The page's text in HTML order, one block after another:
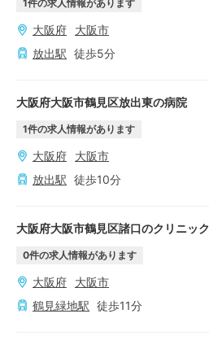
1件の求人情報があります
大阪府
大阪市
放出駅 徒歩5分
大阪府大阪市鶴見区放出東の病院
1件の求人情報があります
大阪府
大阪市
放出駅 徒歩10分
大阪府大阪市鶴見区諸口のクリニック
0件の求人情報があります
大阪府
大阪市
鶴見緑地駅 徒歩11分